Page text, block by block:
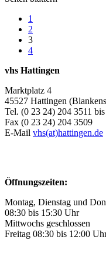
1
2
3
4
vhs Hattingen
Marktplatz 4
45527 Hattingen
Tel. (0 23 24) 204 3511
Fax (0 23 24) 204 3509
E-Mail vhs(at)hattingen.de
Öffnungszeiten:
Montag, Dienstag und
08:30 bis 15:30 Uhr
Mittwochs geschlossen
Freitag 08:30 bis 12:00